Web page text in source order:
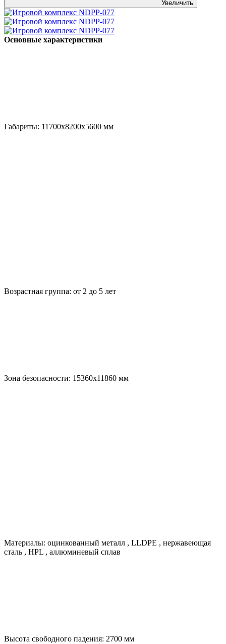
Увеличить
Основные характеристики
Габариты: 11700x8200x5600 мм
Возрастная группа: от 2 до 5 лет
Зона безопасности: 15360x11860 мм
Материалы: оцинкованный металл , LLDPE , нержавеющая
сталь , HPL , аллюминевый сплав
Высота свободного падения: 2700 мм